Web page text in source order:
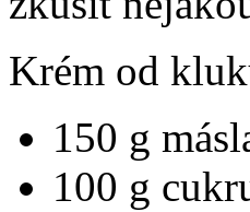
Krém od
150 g
100 g